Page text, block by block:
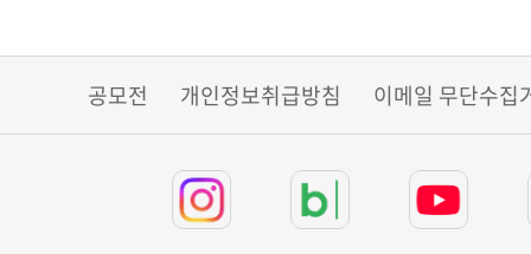
공모전 개인정보취급방침 이메일 무단수집